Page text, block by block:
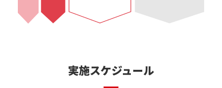
実施スケジュール